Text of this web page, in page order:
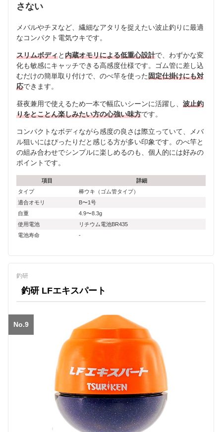
さない
メバルやチヌなど、繊細なアタリを捉えたい波止釣りに最適
なコンパクト電気ウキです。
スリムボディと内蔵オモリによる低重心設計で、わずかな変
化も敏感にキャッチできる高感度仕様です。ゴム管に差し込
むだけの簡単取り付けで、のべ竿を使った固定仕掛けにも対
応できます。
昼夜兼用で使えるため一本で幅広いシーンに活躍し、 波止釣
りをとことん楽しみたい方の心強い味方です。
コンパクトなボディながら感度の良さは際立っていて、メバ
ル狙いにはぴったりだと感じる方が多い印象です。のべ竿と
の組み合わせでシンプルに楽しめるのも、個人的には好みの
ポイントです。
項目
詳細
タイプ
棒ウキ（ゴム管タイプ）
適合オモリ
B〜1号
自重
4.9〜8.3g
使用電池
リチウム電池BR435
電池寿命
-
釣研
釣研 LFエキスパート
No.9